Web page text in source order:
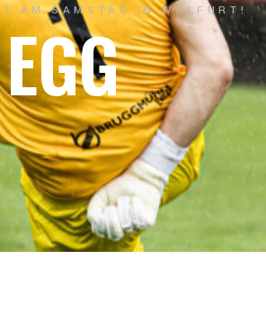
AM SAMSTAG IN WOLFURT!